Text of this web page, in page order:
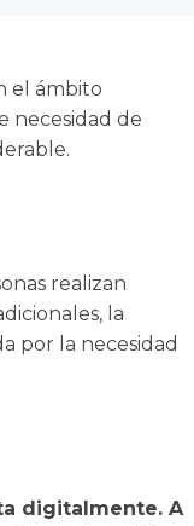
el ámbito
necesidad de
realizan
la
por la necesidad
digitalmente. A